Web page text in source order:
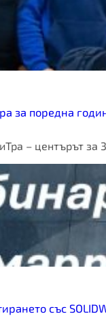
за поредна
– центърът
със